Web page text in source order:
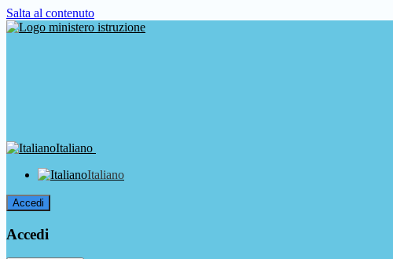
Salta al contenuto
Italiano
Italiano
Accedi
Accedi